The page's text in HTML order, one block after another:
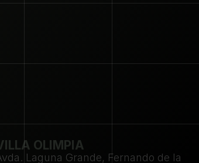
OLIMPIA
Laguna Grande, Fernando de la